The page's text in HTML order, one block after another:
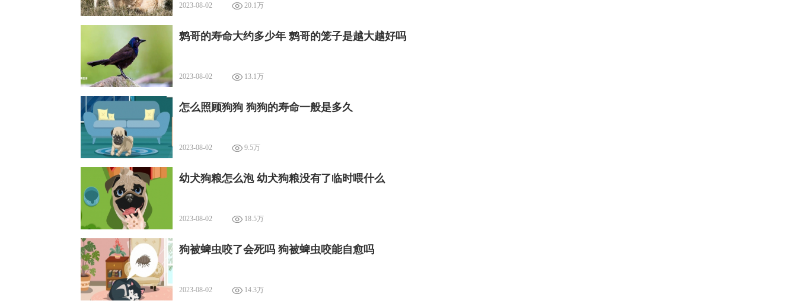
2023-08-02 20.1万
鹩哥的寿命大约多少年 鹩哥的笼子是越大越好吗
2023-08-02 13.1万
怎么照顾狗狗 狗狗的寿命一般是多久
2023-08-02 9.5万
幼犬狗粮怎么泡 幼犬狗粮没有了临时喂什么
2023-08-02 18.5万
狗被蜱虫咬了会死吗 狗被蜱虫咬能自愈吗
2023-08-02 14.3万